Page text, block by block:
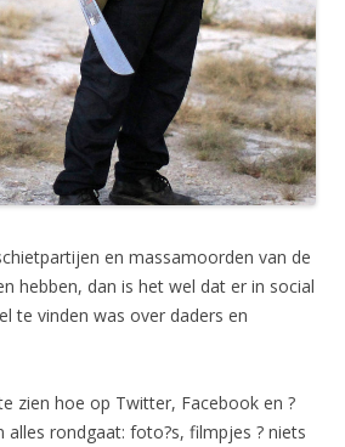
en massamoorden van de
hebben, dan is het wel dat er in social
te vinden was over daders en
zien hoe op Twitter, Facebook en ?
alles rondgaat: foto?s, filmpjes ? niets